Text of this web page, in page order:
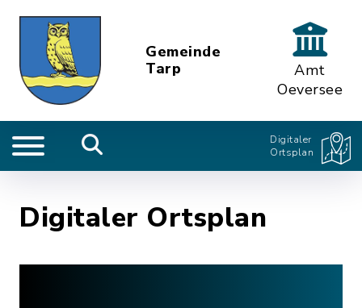
Gemeinde
Tarp
Amt
Oeversee
Digitaler
Ortsplan
Digitaler Ortsplan